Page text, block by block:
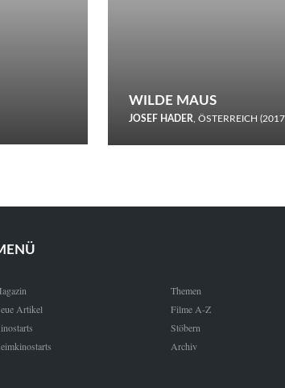
WILDE MAUS
JOSEF HADER, ÖSTERREICH
Schnee.
Artikel
Themen
Filme A-Z
Stöbern
Archiv